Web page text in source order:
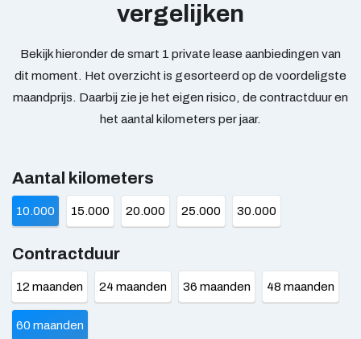
vergelijken
Bekijk hieronder de smart 1 private lease aanbiedingen van
dit moment. Het overzicht is gesorteerd op de voordeligste
maandprijs. Daarbij zie je het eigen risico, de contractduur en
het aantal kilometers per jaar.
Aantal kilometers
10.000 15.000 20.000 25.000 30.000
Contractduur
12 maanden 24 maanden 36 maanden 48 maanden
60 maanden